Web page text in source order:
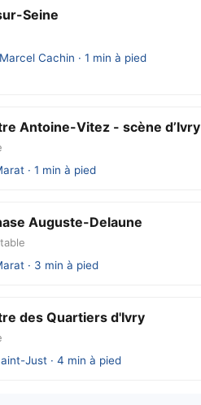
Seine
Cachin · 1 min à pied
Antoine-Vitez - scène d’Ivry
· 1 min à pied
Auguste-Delaune
· 3 min à pied
des Quartiers d'Ivry
Just · 4 min à pied